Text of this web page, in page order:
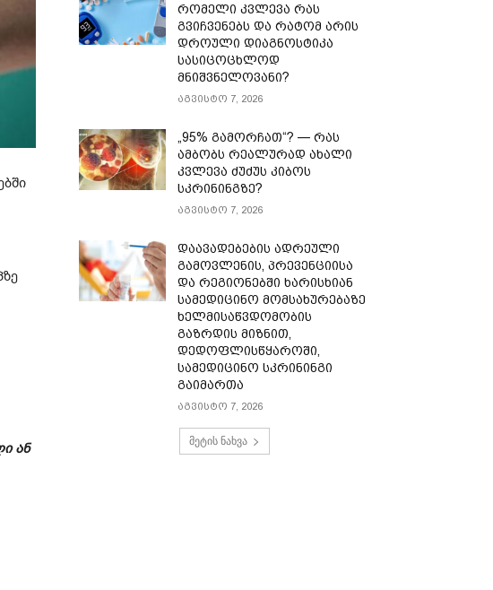
ან
რომელი კვლევა რას
გვიჩვენებს და რატომ არის
დროული დიაგნოსტიკა
სასიცოცხლოდ
მნიშვნელოვანი?
აგვისტო 7, 2026
„95% გამორჩათ“? — რას
ამბობს რეალურად ახალი
კვლევა ძუძუს კიბოს
სკრინინგზე?
აგვისტო 7, 2026
დაავადებების ადრეული
გამოვლენის, პრევენციისა
და რეგიონებში ხარისხიან
სამედიცინო მომსახურებაზე
ხელმისაწვდომობის
გაზრდის მიზნით,
დედოფლისწყაროში,
სამედიცინო სკრინინგი
გაიმართა
აგვისტო 7, 2026
მეტის ნახვა